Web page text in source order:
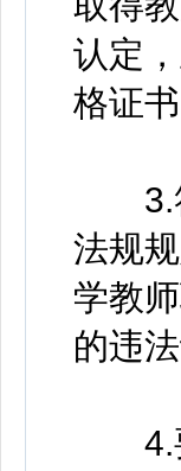
认定
格证书
3.符
法规
学教
的违法
4.要